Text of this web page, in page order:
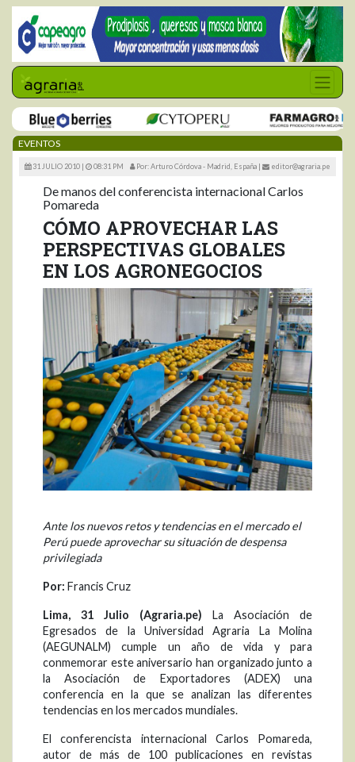
EVENTOS
31 JULIO 2010 | 08:31 PM Por: Arturo Córdova - Madrid, España | editor@agraria.pe
De manos del conferencista internacional Carlos
Pomareda
CÓMO APROVECHAR LAS
PERSPECTIVAS GLOBALES
EN LOS AGRONEGOCIOS
Ante los nuevos retos y tendencias en el mercado el
Perú puede aprovechar su situación de despensa
privilegiada
Por: Francis Cruz
Lima, 31 Julio (Agraria.pe) La Asociación de
Egresados de la Universidad Agraria La Molina
(AEGUNALM) cumple un año de vida y para
conmemorar este aniversario han organizado junto a
la Asociación de Exportadores (ADEX) una
conferencia en la que se analizan las diferentes
tendencias en los mercados mundiales.
El conferencista internacional Carlos Pomareda,
autor de más de 100 publicaciones en revistas